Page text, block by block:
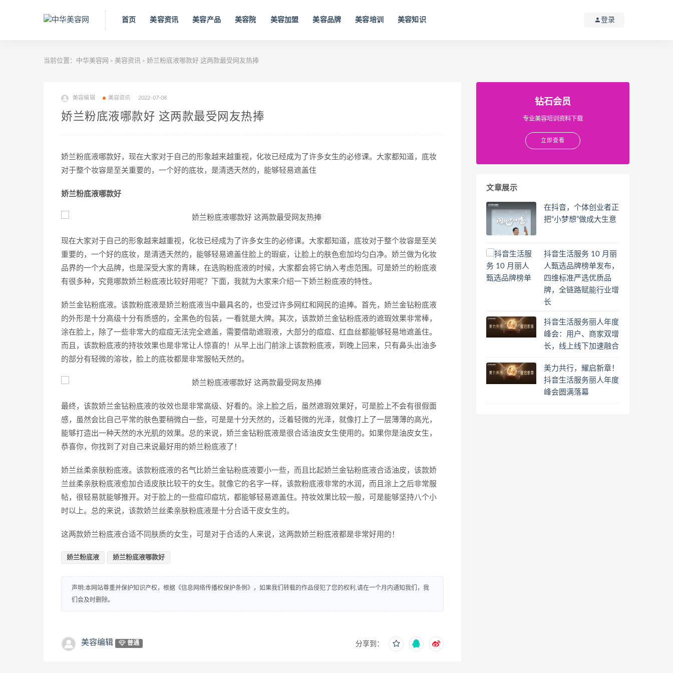
首页 美容资讯 美容产品 美容院 美容加盟 美容品牌 美容培训 美容知识 登录
当前位置： 中华美容网 > 美容资讯 > 娇兰粉底液哪款好 这两款最受网友热捧
美容编辑 美容资讯 2022-07-08
娇兰粉底液哪款好 这两款最受网友热捧
娇兰粉底液哪款好，现在大家对于自己的形象越来越重视，化妆已经成为了许多女生的必修课。大家都知道，底妆
对于整个妆容是至关重要的，一个好的底妆，是清透天然的，能够轻易遮盖住
娇兰粉底液哪款好
现在大家对于自己的形象越来越重视，化妆已经成为了许多女生的必修课。大家都知道，底妆对于整个妆容是至关
重要的，一个好的底妆，是清透天然的，能够轻易遮盖住脸上的瑕疵，让脸上的肤色愈加均匀白净。娇兰做为化妆
品界的一个大品牌，也是深受大家的青睐，在选购粉底液的时候，大家都会将它纳入考虑范围。可是娇兰的粉底液
有很多种，究竟哪款娇兰粉底液比较好用呢？下面，我就为大家来介绍一下娇兰粉底液的特性。
娇兰金钻粉底液。该款粉底液是娇兰粉底液当中最具名的，也受过许多网红和网民的追捧。首先，娇兰金钻粉底液
的外形是十分高级十分有质感的，全黑色的包装，一看就是大牌。其次，该款娇兰金钻粉底液的遮瑕效果非常棒，
涂在脸上，除了一些非常大的痘痘无法完全遮盖，需要借助遮瑕液，大部分的痘痘、红血丝都能够轻易地遮盖住。
而且，该款粉底液的持妆效果也是非常让人惊喜的！从早上出门前涂上该款粉底液，到晚上回来，只有鼻头出油多
的部分有轻微的溶妆，脸上的底妆都是非常服帖天然的。
最终，该款娇兰金钻粉底液的妆效也是非常高级、好看的。涂上脸之后，虽然遮瑕效果好，可是脸上不会有很假面
感，虽然会比自己平常的肤色要稍微白一些，可是是十分天然的，泛着轻微的光泽，就像打上了一层薄薄的高光，
能够打造出一种天然的水光肌的效果。总的来说，娇兰金钻粉底液是很合适油皮女生使用的。如果你是油皮女生，
恭喜你，你找到了对自己来说最好用的娇兰粉底液了！
娇兰丝柔亲肤粉底液。该款粉底液的名气比娇兰金钻粉底液要小一些，而且比起娇兰金钻粉底液合适油皮，该款娇
兰丝柔亲肤粉底液愈加合适皮肤比较干的女生。就像它的名字一样，该款粉底液非常的水润，而且涂上之后非常服
帖，很轻易就能够推开。对于脸上的一些痘印痘坑，都能够轻易遮盖住。持妆效果比较一般，可是能够坚持八个小
时以上。总的来说，该款娇兰丝柔亲肤粉底液是十分合适干皮女生的。
这两款娇兰粉底液合适不同肤质的女生，可是对于合适的人来说，这两款娇兰粉底液都是非常好用的！
娇兰粉底液 娇兰粉底液哪款好
声明:本网站尊重并保护知识产权，根据《信息网络传播权保护条例》，如果我们转载的作品侵犯了您的权利,请在一个月内通知我们，我
们会及时删除。
美容编辑 普通 分享到：
钻石会员
专业美容培训资料下载
立即查看
文章展示
在抖音，个体创业者正
把“小梦想”做成大生意
抖音生活服务 10 月丽
人甄选品牌榜单发布，
四维标准严选优质品
牌，全链路赋能行业增
长
抖音生活服务丽人年度
峰会：用户、商家双增
长，线上线下加速融合
美力共行，耀启新章！
抖音生活服务丽人年度
峰会圆满落幕